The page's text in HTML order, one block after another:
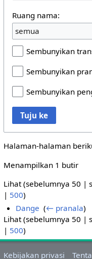
Ruang nama:
semua
Sembunyikan
Sembunyikan
Sembunyikan
Tuju ke
Halaman-halaman
Menampilkan 1 butir
Lihat (sebelumnya 50 |
| 500)
Dange ‎(← pranala)
Lihat (sebelumnya 50 |
| 500)
Kebijakan privasi